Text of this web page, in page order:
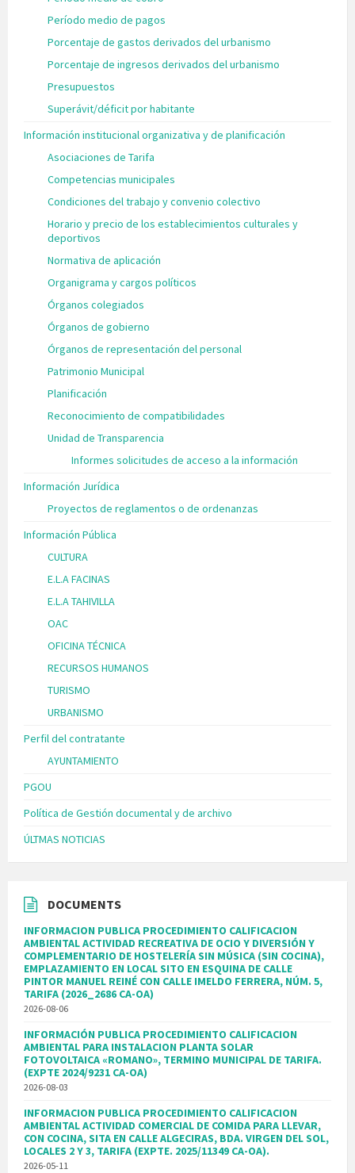
Período medio de pagos
Porcentaje de gastos derivados del urbanismo
Porcentaje de ingresos derivados del urbanismo
Presupuestos
Superávit/déficit por habitante
Información institucional organizativa y de planificación
Asociaciones de Tarifa
Competencias municipales
Condiciones del trabajo y convenio colectivo
Horario y precio de los establecimientos culturales y
deportivos
Normativa de aplicación
Organigrama y cargos políticos
Órganos colegiados
Órganos de gobierno
Órganos de representación del personal
Patrimonio Municipal
Planificación
Reconocimiento de compatibilidades
Unidad de Transparencia
Informes solicitudes de acceso a la información
Información Jurídica
Proyectos de reglamentos o de ordenanzas
Información Pública
CULTURA
E.L.A FACINAS
E.L.A TAHIVILLA
OAC
OFICINA TÉCNICA
RECURSOS HUMANOS
TURISMO
URBANISMO
Perfil del contratante
AYUNTAMIENTO
PGOU
Política de Gestión documental y de archivo
ÚLTMAS NOTICIAS
DOCUMENTS
INFORMACION PUBLICA PROCEDIMIENTO CALIFICACION
AMBIENTAL ACTIVIDAD RECREATIVA DE OCIO Y DIVERSIÓN Y
COMPLEMENTARIO DE HOSTELERÍA SIN MÚSICA (SIN COCINA),
EMPLAZAMIENTO EN LOCAL SITO EN ESQUINA DE CALLE
PINTOR MANUEL REINÉ CON CALLE IMELDO FERRERA, NÚM. 5,
TARIFA (2026_2686 CA-OA)
2026-08-06
INFORMACIÓN PUBLICA PROCEDIMIENTO CALIFICACION
AMBIENTAL PARA INSTALACION PLANTA SOLAR
FOTOVOLTAICA «ROMANO», TERMINO MUNICIPAL DE TARIFA.
(EXPTE 2024/9231 CA-OA)
2026-08-03
INFORMACION PUBLICA PROCEDIMIENTO CALIFICACION
AMBIENTAL ACTIVIDAD COMERCIAL DE COMIDA PARA LLEVAR,
CON COCINA, SITA EN CALLE ALGECIRAS, BDA. VIRGEN DEL SOL,
LOCALES 2 Y 3, TARIFA (EXPTE. 2025/11349 CA-OA).
2026-05-11